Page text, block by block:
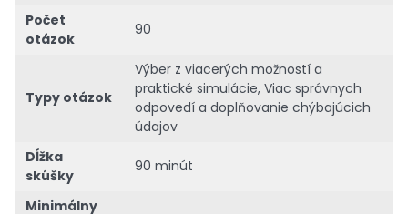
Počet
otázok
90
Typy otázok
Výber z viacerých možností a
praktické simulácie, Viac správnych
odpovedí a doplňovanie chýbajúcich
údajov
Dĺžka
skúšky
90 minút
Minimálny